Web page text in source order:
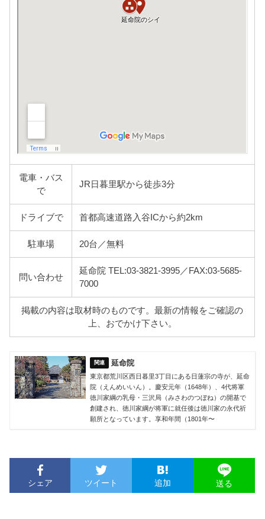
電車・バス
で
JR日暮里駅から徒歩3分
ドライブで 首都高速道路入谷ICから約2km
駐車場 20台／無料
問い合わせ
延命院 TEL:03-3821-3995／FAX:03-5685-
7000
掲載の内容は取材時のものです。最新の情報をご確認の
上、おでかけ下さい。
延命院
東京都荒川区西日暮里3丁目にある日蓮宗の寺が、延命
院（えんめいいん）。慶安元年（1648年）、4代将軍
徳川家綱の乳母・三沢局（みさわのつぼね）の開基で
創建され、徳川家綱が将軍に就任後は徳川家の永代祈
願所となっています。享和年間（1801年〜
シェア ツイート 追加 送る